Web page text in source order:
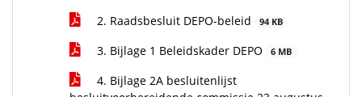
2. Raadsbesluit DEPO-beleid 94 KB
3. Bijlage 1 Beleidskader DEPO 6 MB
4. Bijlage 2A besluitenlijst